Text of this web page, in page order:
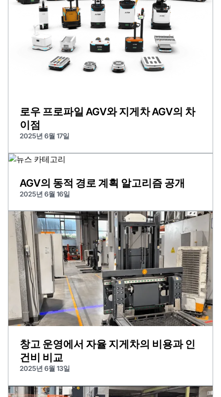
로우 프로파일 AGV와 지게차 AGV의 차
이점
2025년 6월 17일
AGV의 동적 경로 계획 알고리즘 공개
2025년 6월 16일
창고 운영에서 자율 지게차의 비용과 인
건비 비교
2025년 6월 13일